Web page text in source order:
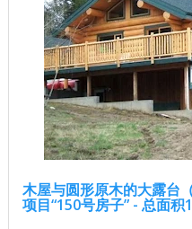
木屋与圆形原木的大露台
项目“150号房子” - 总面积